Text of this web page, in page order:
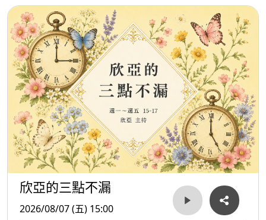
欣亞的三點不漏
2026/08/07 (五) 15:00